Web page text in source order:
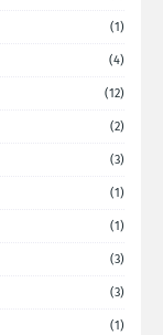
(1)
(4)
(12)
(2)
(3)
(1)
(1)
(3)
(3)
(1)